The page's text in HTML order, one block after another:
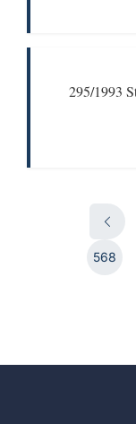
295/1993
568